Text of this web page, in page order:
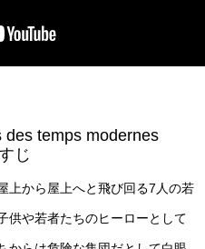
temps modernes
じ
上から屋上へと飛び回る7人の若
供や若者たちのヒーローとして